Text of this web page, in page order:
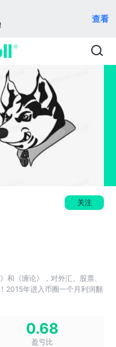
查看
关注
和《缠论》，对外汇、股票、
2015年进入币圈一个月利润翻
0.68
盈亏比